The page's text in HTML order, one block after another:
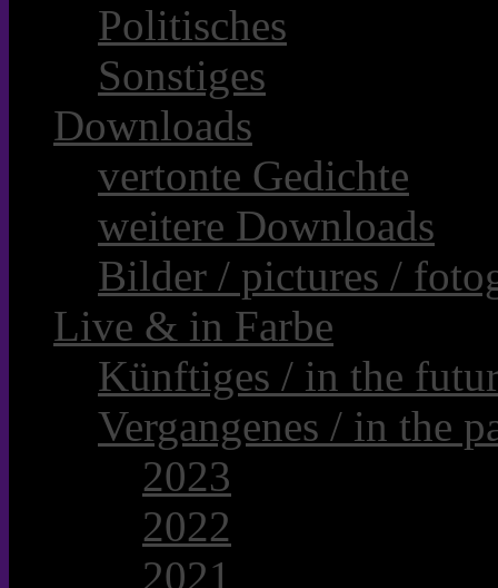
Politisches
Sonstiges
Downloads
vertonte Gedichte
weitere Downloads
Bilder / pictures /
Live & in Farbe
Künftiges / in the
Vergangenes / in the
2023
2022
2021